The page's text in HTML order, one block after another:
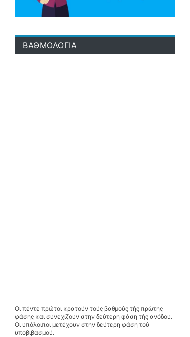
ΒΑΘΜΟΛΟΓΙΑ
Οι πέντε πρώτοι κρατούν τούς βαθμούς τής πρώτης
φάσης και συνεχίζουν στην δεύτερη φάση τής ανόδου.
Οι υπόλοιποι μετέχουν στην δεύτερη φάση τού
υποβιβασμού.